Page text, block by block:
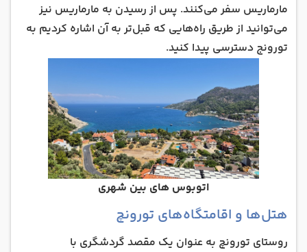
مارماریس سفر می‌کنند. پس از رسیدن به مارماریس نیز
می‌توانید از طریق راه‌هایی که قبل‌تر به آن اشاره کردیم به
تورونج دسترسی پیدا کنید.
اتوبوس های بین شهری
هتل‌ها و اقامتگاه‌‎های تورونچ
روستای تورونچ به عنوان یک مقصد گردشگری با